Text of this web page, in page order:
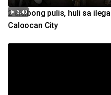
3:40
2 aktibong pulis, huli sa
Caloocan City